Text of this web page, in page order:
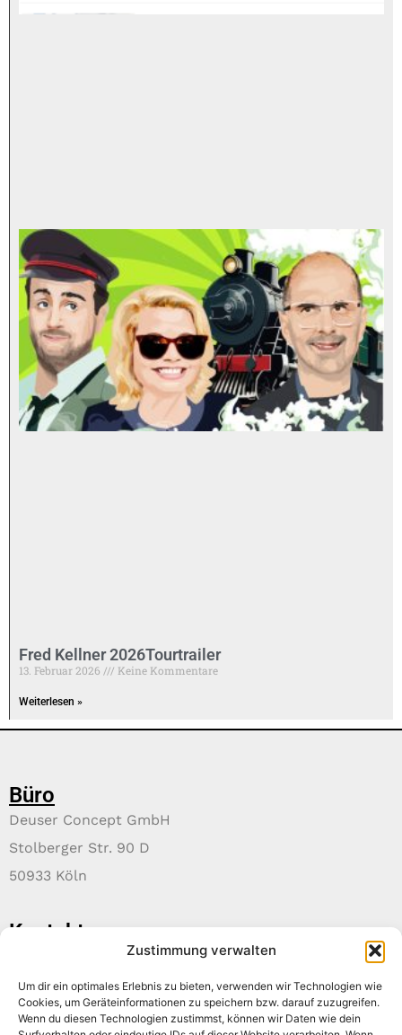
Zustimmung verwalten
Um dir ein optimales Erlebnis zu bieten, verwenden wir Technologien wie
Cookies, um Geräteinformationen zu speichern bzw. darauf zuzugreifen.
Wenn du diesen Technologien zustimmst, können wir Daten wie dein
Fred Kellner 2026Tourtrailer
13. Februar 2026 Keine Kommentare
Weiterlesen »
Büro
Deuser Concept GmbH
Stolberger Str. 90 D
50933 Köln
Kontakt
+49 221 999 681 73
www.deuser-concept.de